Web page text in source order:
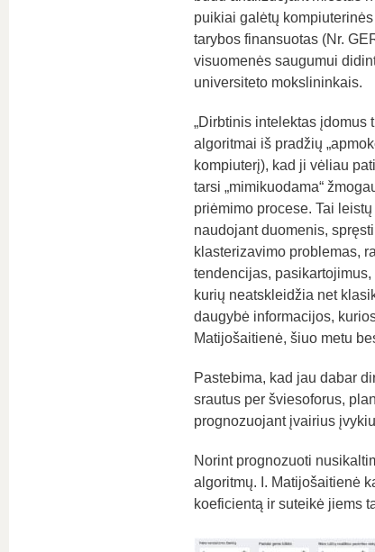
puikiai galėtų
tarybos finansuotas (Nr.
visuomenės saugumui
universiteto mokslininkais.
„Dirbtinis intelektas įdomus
algoritmai iš pradžių
kompiuterį), kad ji vėliau
tarsi „mimikuodama“
priėmimo procese. Tai
naudojant duomenis,
klasterizavimo problemas,
tendencijas,
kurių neatskleidžia net
daugybė informacijos,
Matijošaitienė, šiuo metu
Pastebima, kad jau dabar
srautus per šviesoforus,
prognozuojant įvairius
Norint prognozuoti
algoritmų. I. Matijošaitienė
koeficientą ir suteikė jiems